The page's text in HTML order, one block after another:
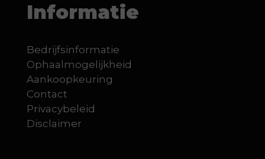
Informatie
Bedrijfsinformatie
Ophaalmogelijkheid
Aankoopkeuring
Contact
Privacybeleid
Disclaimer